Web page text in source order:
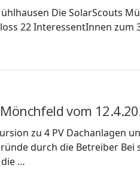
Die SolarScouts
22 InteressentInnen zum
vom
zu 4 PV Dachanlagen
durch die Betreiber Bei
…